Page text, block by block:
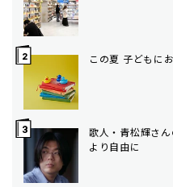
この夏 子どもに
歌人・青松輝さ
より自由に